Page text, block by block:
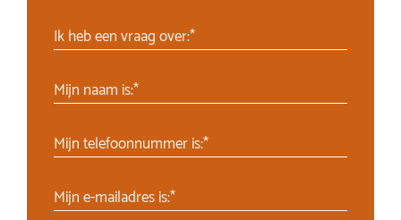
Ik heb een vraag over:*
Mijn naam is:*
Mijn telefoonnummer is:*
Mijn e-mailadres is:*